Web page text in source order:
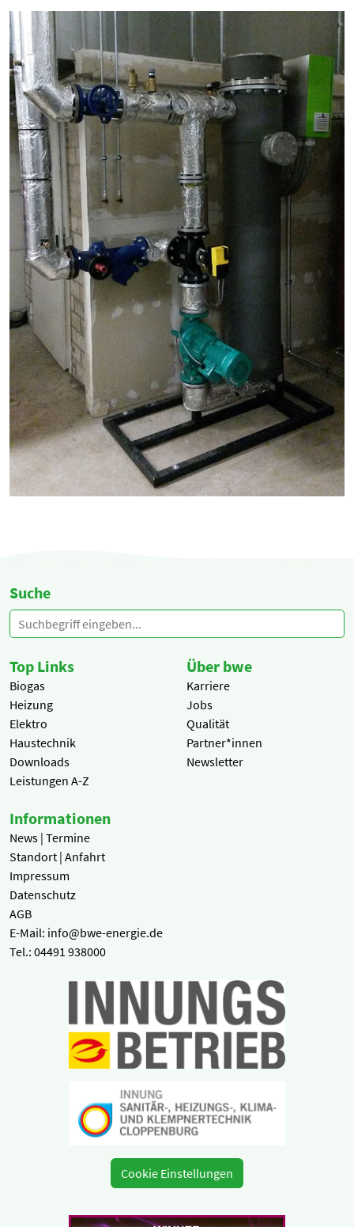
Suche
Top Links
Biogas
Heizung
Elektro
Haustechnik
Downloads
Leistungen A-Z
Über bwe
Karriere
Jobs
Qualität
Partner*innen
Newsletter
Informationen
News | Termine
Standort | Anfahrt
Impressum
Datenschutz
AGB
E-Mail: info@bwe-energie.de
Tel.: 04491 938000
Cookie Einstellungen
Google Tag Manager und Google
Analytics
MARKETING
Marketing Cookies werden von Drittanbietern
verwendet, um personalisierte Werbung
anzuzeigen. Sie tun dies, indem sie Besucher über
Websites hinweg verfolgen.
Facebook Pixel
EXTERNE MEDIEN
Um Inhalte von Videoplattformen und Social Media
Plattformen anzeigen zu können, werden von
diesen externen Medien Cookies gesetzt.
YouTube
Vimeo